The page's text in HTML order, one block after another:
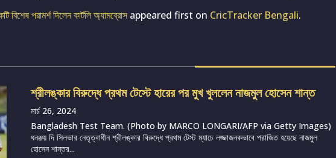
বিশেষ পরামর্শ দিলেন কার্টলি অ্যামব্রোস appeared first on CricTracker Bengali.
শ্রীলঙ্কার বিরুদ্ধে প্রথম টেস্টে হারের পর মুখ খুললেন নাজমুল হোসেন শান্ত
মার্চ 26, 2024
Bangladesh Test Team. (Photo by MARCO LONGARI/AFP via Getty Images)
ধনঞ্জয় দি সিলভার নেতৃত্বাধীন শ্রীলঙ্কার বিরুদ্ধে প্রথম টেস্ট ম্যাচে লজ্জাজনকভাবে পরাজিত হয়েছে নাজমুল
হোসেন শান্তর...